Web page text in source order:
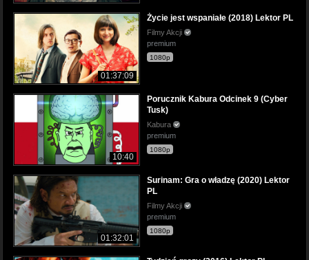
01:37:09
Życie jest wspaniałe (2018) Lektor PL
Filmy Akcji
premium
1080p
10:40
Porucznik Kabura Odcinek 9 (Cyber
Tusk)
Kabura
premium
1080p
01:32:01
Surinam: Gra o władzę (2020) Lektor
PL
Filmy Akcji
premium
1080p